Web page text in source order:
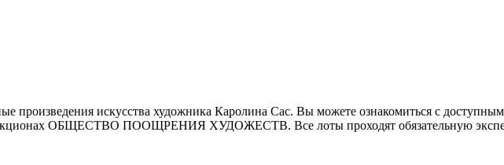
произведения искусства художника Каролина Сас. Вы можете ознакомиться с
ОБЩЕСТВО ПООЩРЕНИЯ ХУДОЖЕСТВ. Все лоты проходят обязательную